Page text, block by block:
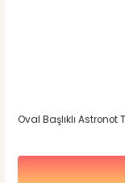
Oval Başlıklı